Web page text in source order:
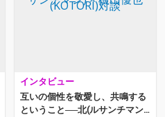
インタビュー
互いの個性を敬愛し、共鳴する
ということ──北(ルサンチマン)